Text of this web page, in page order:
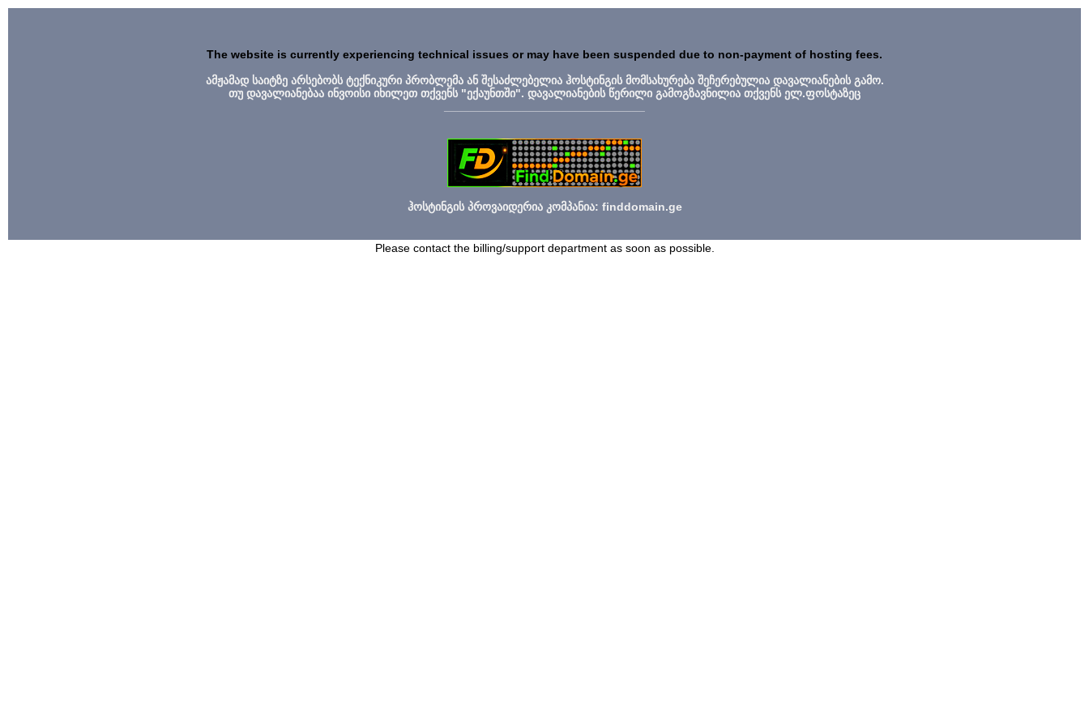
The website is currently experiencing technical issues or may have been suspended due to non-payment of hosting fees.
ამჟამად საიტზე არსებობს ტექნიკური პრობლემა ან შესაძლებელია ჰოსტინგის მომსახურება შეჩერებულია დავალიანების გამო.
თუ დავალიანებაა ინვოისი იხილეთ თქვენს "ექაუნთში". დავალიანების წერილი გამოგზავნილია თქვენს ელ.ფოსტაზეც
ჰოსტინგის პროვაიდერია კომპანია: finddomain.ge
Please contact the billing/support department as soon as possible.